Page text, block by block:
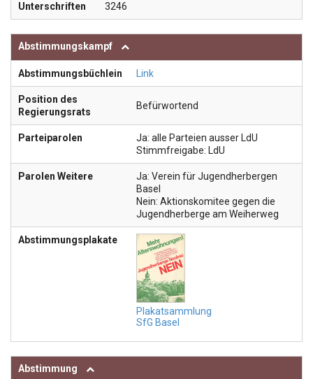
Unterschriften 3246
Abstimmungskampf
Abstimmungsbüchlein Link
Position des
Regierungsrats
Befürwortend
Parteiparolen
Ja: alle Parteien ausser LdU
Stimmfreigabe: LdU
Parolen Weitere
Ja: Verein für Jugendherbergen
Basel
Nein: Aktionskomitee gegen die
Jugendherberge am Weiherweg
Abstimmungsplakate
Plakatsammlung
SfG Basel
Abstimmung